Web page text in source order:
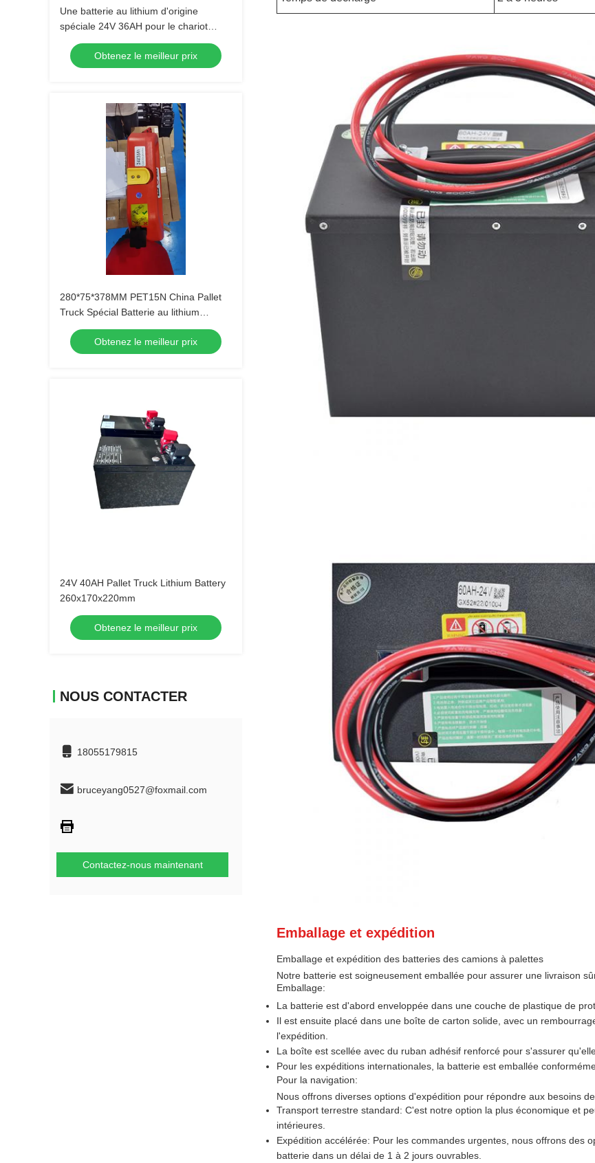
Une batterie au lithium d'origine
spéciale 24V 36AH pour le chariot
élévateur à palettes PET15N
Obtenez le meilleur prix
280*75*378MM PET15N China Pallet
Truck Spécial Batterie au lithium
originale 24V 36AH
Obtenez le meilleur prix
24V 40AH Pallet Truck Lithium Battery
260x170x220mm
Obtenez le meilleur prix
NOUS CONTACTER
18055179815
bruceyang0527@foxmail.com
Contactez-nous maintenant
Emballage et expédition
Emballage et expédition des batteries des camions à palettes
Notre batterie est soigneusement emballée pour assurer une livraison
Emballage:
La batterie est d'abord enveloppée dans une couche de plastique de
Il est ensuite placé dans une boîte de carton solide, avec un
l'expédition.
La boîte est scellée avec du ruban adhésif renforcé pour s'assurer
Pour les expéditions internationales, la batterie est emballée
Pour la navigation:
Nous offrons diverses options d'expédition pour répondre aux besoins
Transport terrestre standard: C'est notre option la plus économique et
intérieures.
Expédition accélérée: Pour les commandes urgentes, nous offrons des
batterie dans un délai de 1 à 2 jours ouvrables.